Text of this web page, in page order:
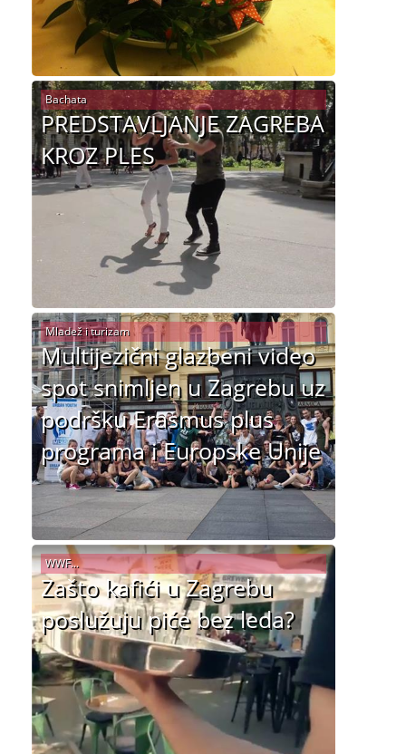
PREDSTAVLJANJE ZAGREBA
KROZ PLES
Bachata
Multijezični glazbeni video
spot snimljen u Zagrebu uz
podršku Erasmus plus
programa i Europske Unije
Mladež i turizam
Zašto kafići u Zagrebu
poslužuju piće bez leda?
WWF...